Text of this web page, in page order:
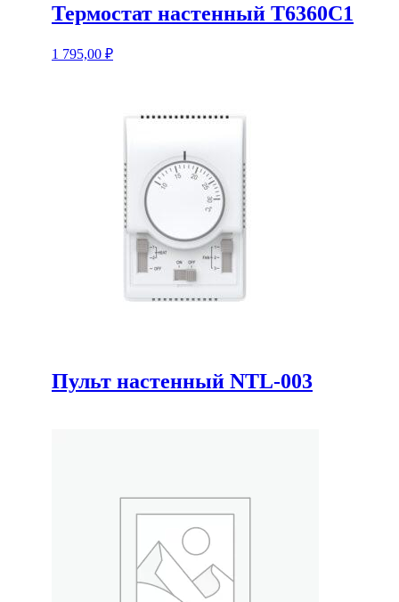
Термостат настенный T6360C1
1 795,00 ₽
Пульт настенный NTL-003